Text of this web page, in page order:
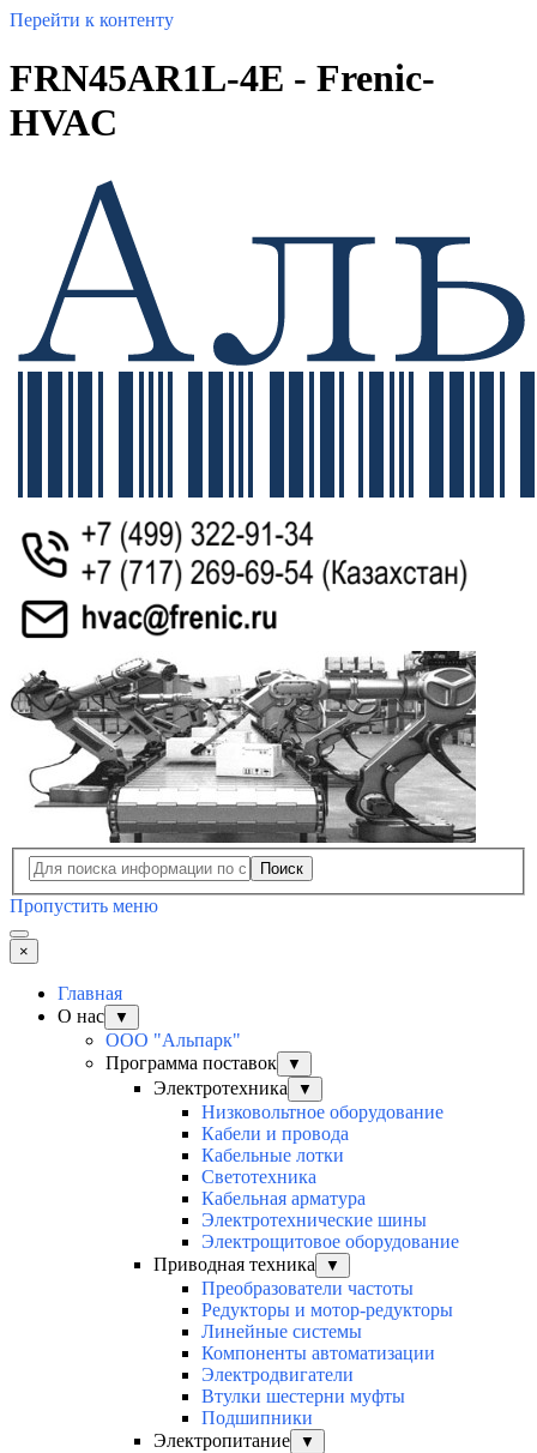
Перейти к контенту
FRN45AR1L-4E - Frenic-
HVAC
Поиск
Пропустить меню
×
Главная
О нас
▼
ООО "Альпарк"
Программа поставок
▼
Электротехника ▼
Низковольтное оборудование
Кабели и провода
Кабельные лотки
Светотехника
Кабельная арматура
Электротехнические шины
Электрощитовое оборудование
Приводная техника
▼
Преобразователи частоты
Редукторы и мотор-редукторы
Линейные системы
Компоненты автоматизации
Электродвигатели
Втулки шестерни муфты
Подшипники
Электропитание
▼